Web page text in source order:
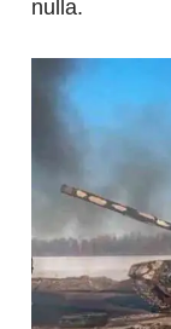
nulla.